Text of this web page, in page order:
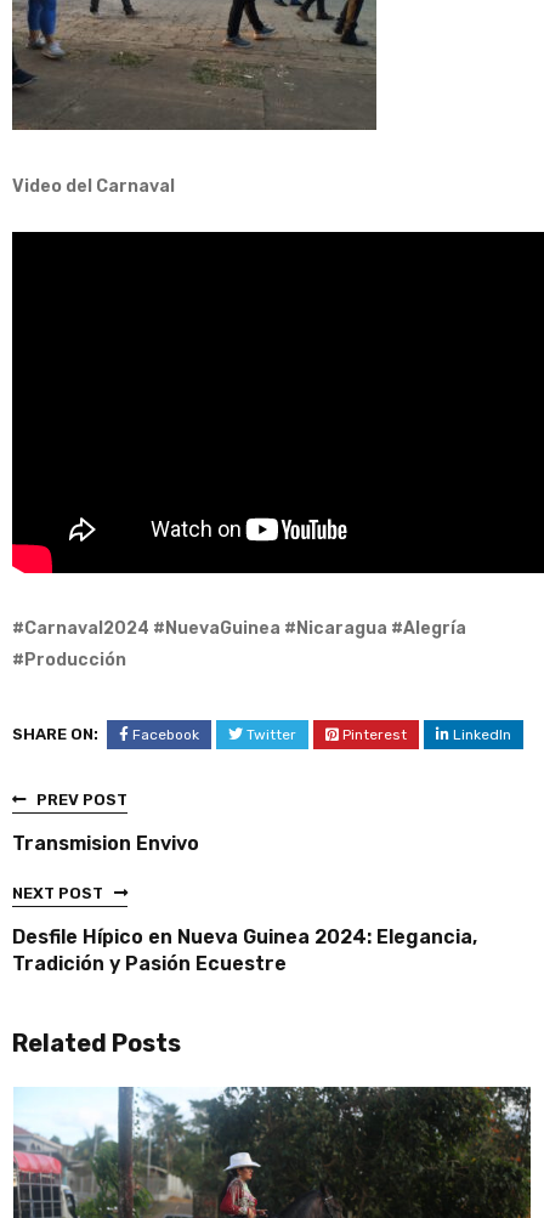
Video del Carnaval
#Carnaval2024 #NuevaGuinea #Nicaragua #Alegría
#Producción
SHARE ON: Facebook Twitter Pinterest LinkedIn
PREV POST
Transmision Envivo
NEXT POST
Desfile Hípico en Nueva Guinea 2024: Elegancia,
Tradición y Pasión Ecuestre
Related Posts